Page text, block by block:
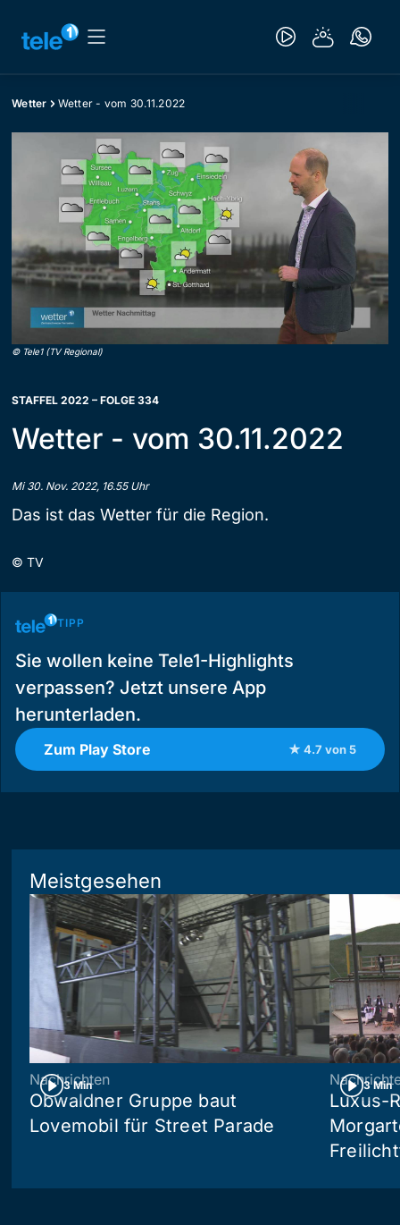
Wetter Wetter - vom 30.11.2022
© Tele1 (TV Regional)
STAFFEL 2022 – FOLGE 334
Wetter - vom 30.11.2022
Mi 30. Nov. 2022, 16.55 Uhr
Das ist das Wetter für die Region.
© TV
TIPP
Sie wollen keine Tele1-Highlights
verpassen? Jetzt unsere App
herunterladen.
Zum Play Store ★ 4.7 von 5
Meistgesehen
3 Min
Nachrichten
Obwaldner Gruppe baut
Lovemobil für Street Parade
3 Min
Luxus-